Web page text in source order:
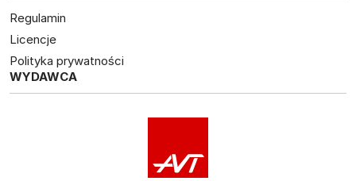
Regulamin
Licencje
Polityka prywatności
WYDAWCA